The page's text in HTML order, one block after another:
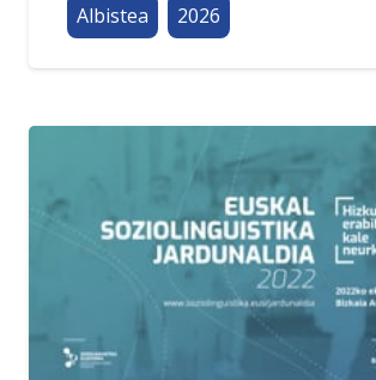
Albistea 2026